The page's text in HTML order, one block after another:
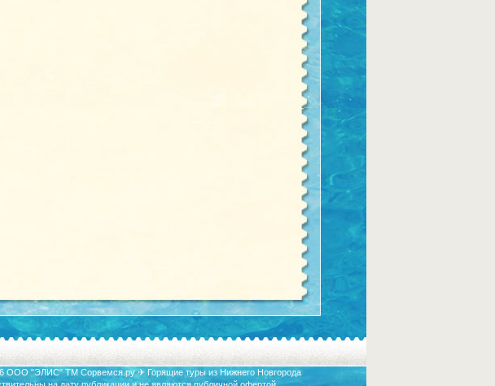
ООО "ЭЛИС" ТМ Сорвемся.ру ✈ Горящие туры из Нижнего Новгорода